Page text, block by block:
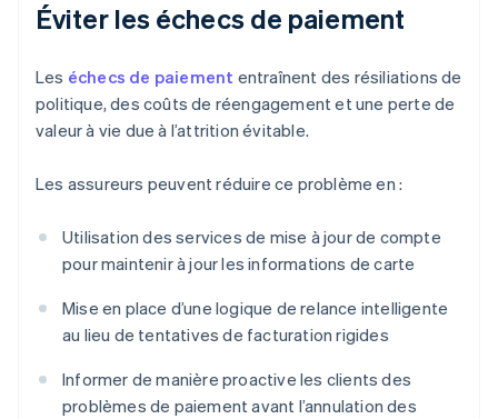
Éviter les échecs de paiement
Les échecs de paiement entraînent des résiliations de
politique, des coûts de réengagement et une perte de
valeur à vie due à l’attrition évitable.
Les assureurs peuvent réduire ce problème en :
Utilisation des services de mise à jour de compte
pour maintenir à jour les informations de carte
Mise en place d’une logique de relance intelligente
au lieu de tentatives de facturation rigides
Informer de manière proactive les clients des
problèmes de paiement avant l’annulation des